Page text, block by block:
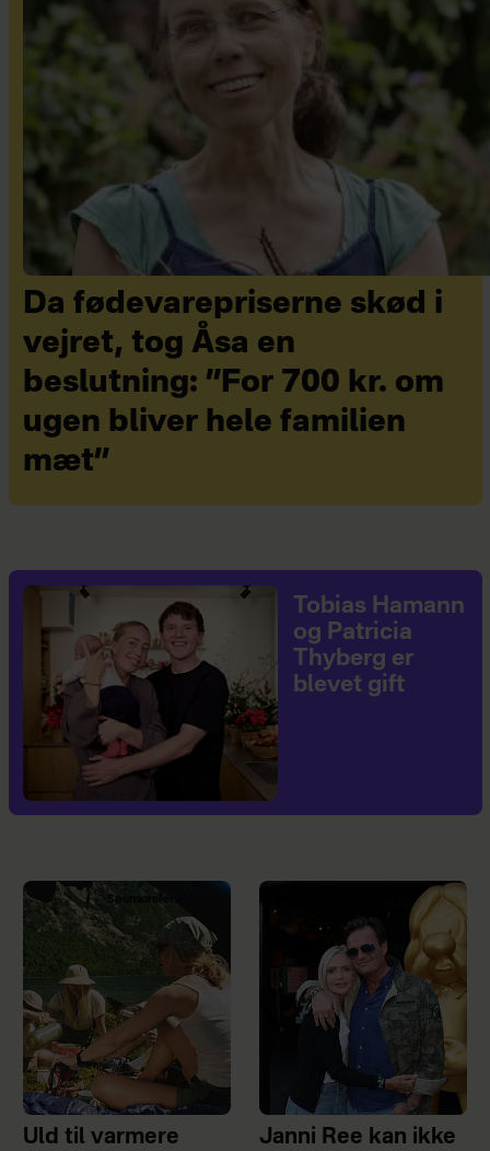
Da fødevarepriserne skød i
vejret, tog Åsa en
beslutning: ”For 700 kr. om
ugen bliver hele familien
mæt”
Tobias Hamann
og Patricia
Thyberg er
blevet gift
Sponsoreret indhold
Uld til varmere Janni Ree kan ikke